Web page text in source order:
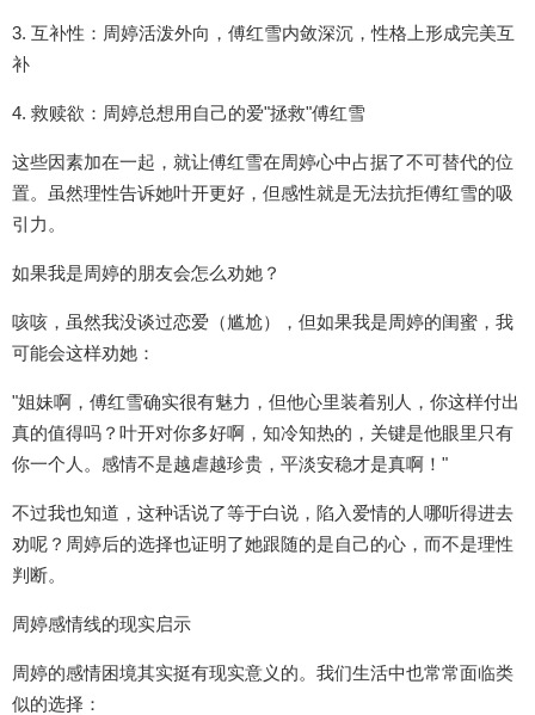
3. 互补性：周婷活泼外向，傅红雪内敛深沉，性格上形成完美互
补
4. 救赎欲：周婷总想用自己的爱"拯救"傅红雪
这些因素加在一起，就让傅红雪在周婷心中占据了不可替代的位
置。虽然理性告诉她叶开更好，但感性就是无法抗拒傅红雪的吸
引力。
如果我是周婷的朋友会怎么劝她？
咳咳，虽然我没谈过恋爱（尴尬），但如果我是周婷的闺蜜，我
可能会这样劝她：
"姐妹啊，傅红雪确实很有魅力，但他心里装着别人，你这样付出
真的值得吗？叶开对你多好啊，知冷知热的，关键是他眼里只有
你一个人。感情不是越虐越珍贵，平淡安稳才是真啊！"
不过我也知道，这种话说了等于白说，陷入爱情的人哪听得进去
劝呢？周婷后的选择也证明了她跟随的是自己的心，而不是理性
判断。
周婷感情线的现实启示
周婷的感情困境其实挺有现实意义的。我们生活中也常常面临类
似的选择：